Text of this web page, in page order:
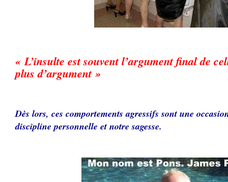
« L’insulte est souvent l’argument final de
plus d’argument »
Dès lors, ces comportements agressifs sont une
discipline personnelle et notre sagesse.